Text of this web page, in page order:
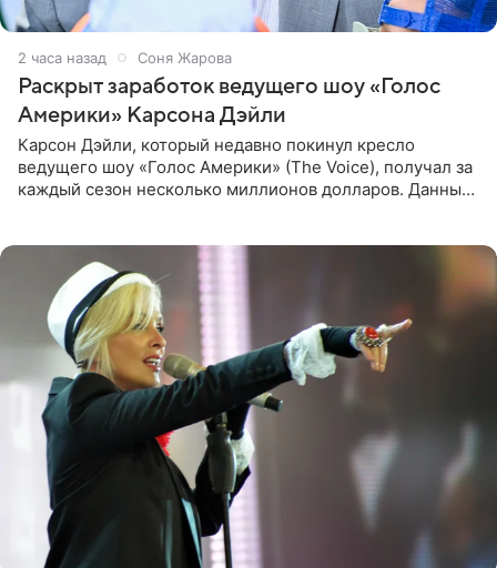
2 часа назад Соня Жарова
Раскрыт заработок ведущего шоу «Голос
Америки» Карсона Дэйли
Карсон Дэйли, который недавно покинул кресло
ведущего шоу «Голос Америки» (The Voice), получал за
каждый сезон несколько миллионов долларов. Данные